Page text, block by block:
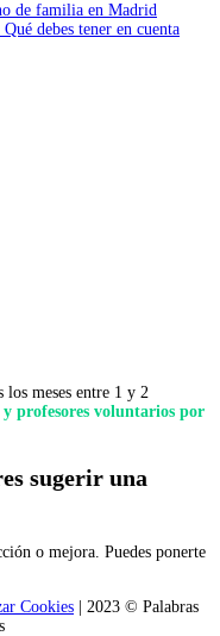
de familia en Madrid
debes tener en cuenta
meses entre 1 y 2
y profesores voluntarios por
sugerir una
o mejora. Puedes ponerte
Cookies | 2023 © Palabras